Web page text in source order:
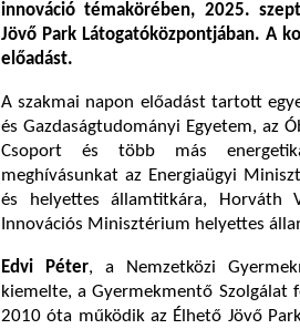
innováció témakörében, 2025.
Jövő Park Látogatóközpontjában. A
előadást.
A szakmai napon előadást tartott
és Gazdaságtudományi Egyetem, az
Csoport és több más
meghívásunkat az Energiaügyi
és helyettes államtitkára, Horváth
Innovációs Minisztérium helyettes
Edvi Péter, a Nemzetközi
kiemelte, a Gyermekmentő
2010 óta működik az Élhető Jövő